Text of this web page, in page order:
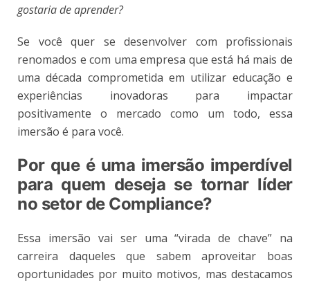
gostaria de aprender?
Se você quer se desenvolver com profissionais
renomados e com uma empresa que está há mais de
uma década comprometida em utilizar educação e
experiências inovadoras para impactar
positivamente o mercado como um todo, essa
imersão é para você.
Por que é uma imersão imperdível
para quem deseja se tornar líder
no setor de Compliance?
Essa imersão vai ser uma “virada de chave” na
carreira daqueles que sabem aproveitar boas
oportunidades por muito motivos, mas destacamos